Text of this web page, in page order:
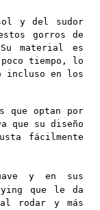
y del sudor
gorros de
material es
tiempo, lo
incluso en los
que optan por
que su diseño
fácilmente
y en sus
que le da
rodar y más